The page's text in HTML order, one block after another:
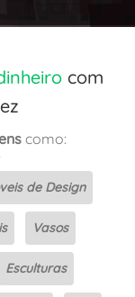
com
como:
de Design
Vasos
Esculturas